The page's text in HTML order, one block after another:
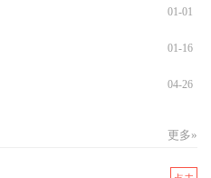
01-01
01-16
04-26
更多»